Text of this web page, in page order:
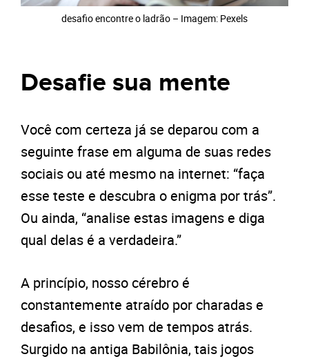
desafio encontre o ladrão – Imagem: Pexels
Desafie sua mente
Você com certeza já se deparou com a
seguinte frase em alguma de suas redes
sociais ou até mesmo na internet: “faça
esse teste e descubra o enigma por trás”.
Ou ainda, “analise estas imagens e diga
qual delas é a verdadeira.”
A princípio, nosso cérebro é
constantemente atraído por charadas e
desafios, e isso vem de tempos atrás.
Surgido na antiga Babilônia, tais jogos